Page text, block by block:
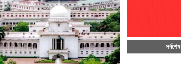
সর্বশেষ